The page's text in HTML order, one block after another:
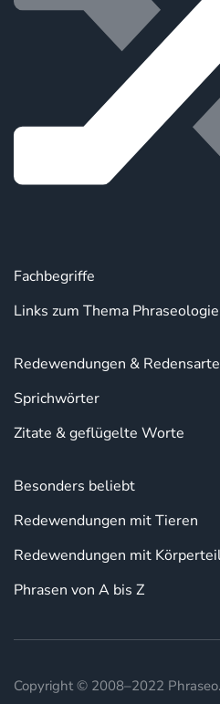
Fachbegriffe
Links zum Thema Phraseologie
Redewendungen &
Sprichwörter
Zitate & geflügelte Worte
Besonders beliebt
Redewendungen mit Tieren
Redewendungen mit
Phrasen von A bis Z
Copyright © 2008–2022